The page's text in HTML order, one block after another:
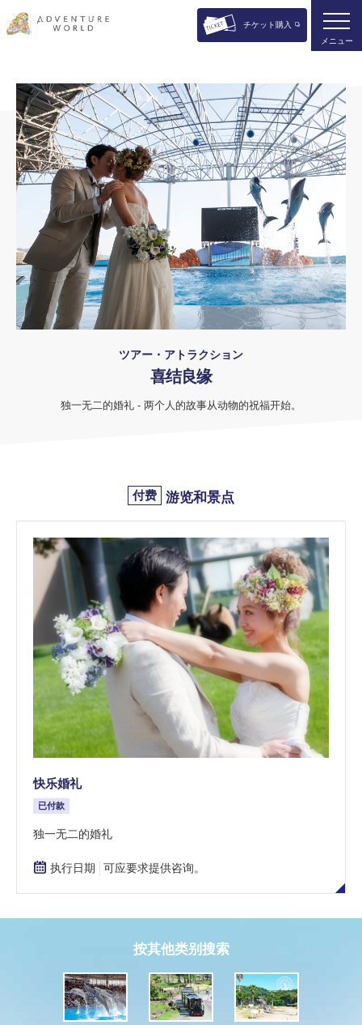
チケット購入
メニュー
ツアー・アトラクション
喜结良缘
独一无二的婚礼 - 两个人的故事从动物的祝福开始。
付费 游览和景点
快乐婚礼
已付款
独一无二的婚礼
执行日期 可应要求提供咨询。
按其他类别搜索